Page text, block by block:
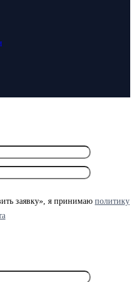
заявку», я принимаю политику